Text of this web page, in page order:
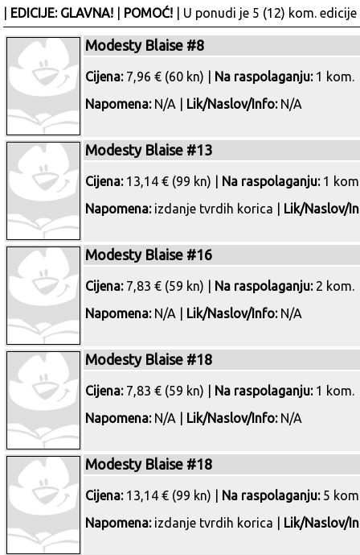
EDICIJE: GLAVNA! POMOĆ! | U ponudi je 5 (12) kom. edicije
Modesty Blaise #8
Cijena:7,96 € (60 kn) | Na raspolaganju:1 kom.
Napomena:N/A | Lik/Naslov/Info:N/A
Modesty Blaise #13
Cijena:13,14 € (99 kn) | Na raspolaganju:1
Napomena:izdanje tvrdih korica | Lik/Naslov/
Modesty Blaise #16
Cijena:7,83 € (59 kn) | Na raspolaganju:2 kom.
Napomena:N/A | Lik/Naslov/Info:N/A
Modesty Blaise #18
Cijena:7,83 € (59 kn) | Na raspolaganju:1 kom.
Napomena:N/A | Lik/Naslov/Info:N/A
Modesty Blaise #18
Cijena:13,14 € (99 kn) | Na raspolaganju:5
Napomena:izdanje tvrdih korica | Lik/Naslov/